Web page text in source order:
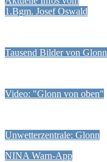
1.Bgm. Josef Oswald
Tausend Bilder von Glonn
Video: "Glonn von oben"
Unwetterzentrale: Glonn
NINA Warn-App